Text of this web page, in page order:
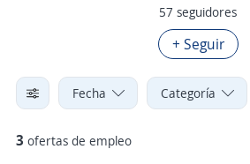
57 seguidores
+ Seguir
Fecha Categoría
3 ofertas de empleo